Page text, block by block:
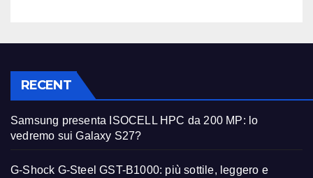
RECENT
Samsung presenta ISOCELL HPC da 200 MP: lo
vedremo sui Galaxy S27?
G-Shock G-Steel GST-B1000: più sottile, leggero e